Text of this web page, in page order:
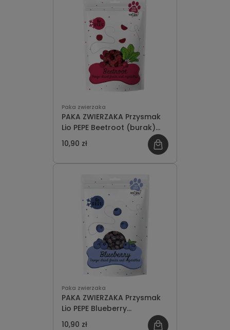
Paka zwierzaka
PAKA ZWIERZAKA Przysmak
Lio PEPE Beetroot (burak)
25g
10,90 zł
Paka zwierzaka
PAKA ZWIERZAKA Przysmak
Lio PEPE Blueberry
(borówka) 15g
10,90 zł